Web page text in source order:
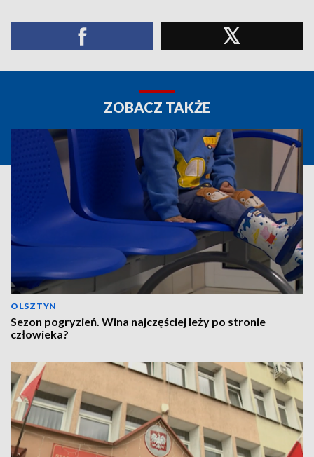
ZOBACZ TAKŻE
OLSZTYN
Sezon pogryzień. Wina najczęściej leży po stronie
człowieka?